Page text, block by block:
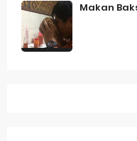
Makan